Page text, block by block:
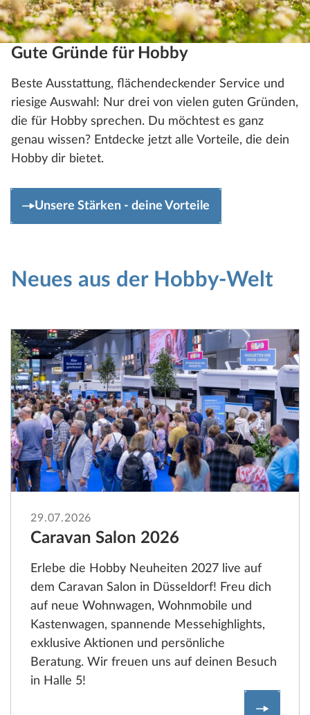
Gute Gründe für Hobby
Beste Ausstattung, flächendeckender Service und
riesige Auswahl: Nur drei von vielen guten Gründen,
die für Hobby sprechen. Du möchtest es ganz
genau wissen? Entdecke jetzt alle Vorteile, die dein
Hobby dir bietet.
Unsere Stärken - deine Vorteile
Neues aus der Hobby-Welt
29.07.2026
Caravan Salon 2026
Erlebe die Hobby Neuheiten 2027 live auf
dem Caravan Salon in Düsseldorf! Freu dich
auf neue Wohnwagen, Wohnmobile und
Kastenwagen, spannende Messehighlights,
exklusive Aktionen und persönliche
Beratung. Wir freuen uns auf deinen Besuch
in Halle 5!
Jetzt